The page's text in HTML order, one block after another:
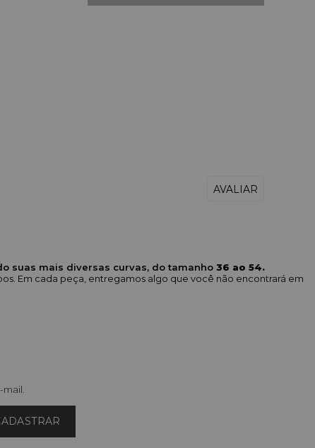
suas mais diversas curvas, do tamanho36 ao 54.
Em cada peça, entregamos algo que você não encontrará em